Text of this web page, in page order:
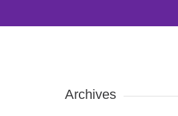
Archives